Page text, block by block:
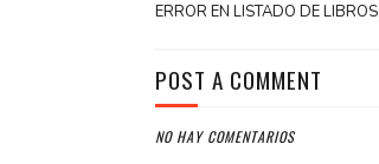
ERROR EN LISTADO DE LIBROS
POST A COMMENT
NO HAY COMENTARIOS